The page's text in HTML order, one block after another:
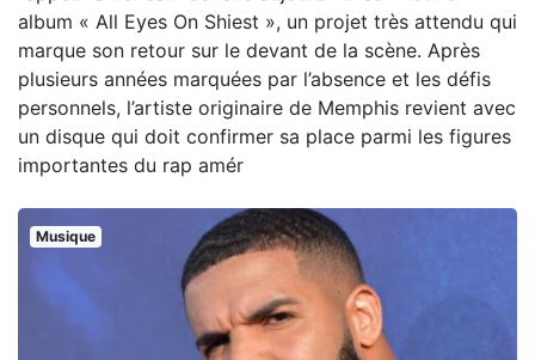
album « All Eyes On Shiest », un projet très attendu qui
marque son retour sur le devant de la scène. Après
plusieurs années marquées par l’absence et les défis
personnels, l’artiste originaire de Memphis revient avec
un disque qui doit confirmer sa place parmi les figures
importantes du rap amér
Musique